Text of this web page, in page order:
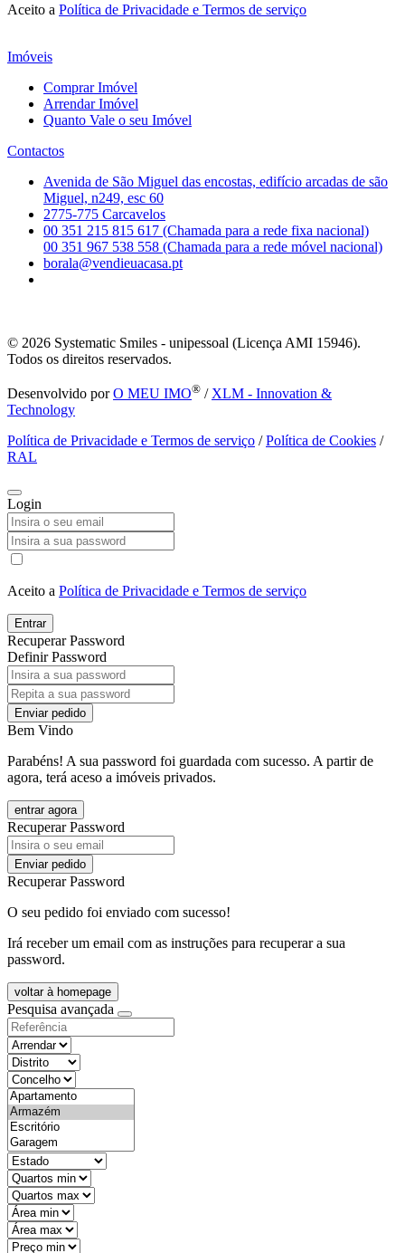
Aceito a Política de Privacidade e Termos de serviço
Imóveis
Comprar Imóvel
Arrendar Imóvel
Quanto Vale o seu Imóvel
Contactos
Avenida de São Miguel das encostas, edifício arcadas de são
Miguel, n249, esc 60
2775-775 Carcavelos
00 351 215 815 617 (Chamada para a rede fixa nacional)
00 351 967 538 558 (Chamada para a rede móvel nacional)
borala@vendieuacasa.pt
© 2026 Systematic Smiles - unipessoal (Licença AMI 15946).
Todos os direitos reservados.
Desenvolvido porO MEU IMO® / XLM - Innovation &
Technology
Política de Privacidade e Termos de serviço /Política de Cookies /
RAL
Login
Aceito a Política de Privacidade e Termos de serviço
Entrar
Recuperar Password
Definir Password
Enviar pedido
Bem Vindo
Parabéns! A sua password foi guardada com sucesso. A partir de
agora, terá aceso a imóveis privados.
entrar agora
Recuperar Password
Enviar pedido
Recuperar Password
O seu pedido foi enviado com sucesso!
Irá receber um email com as instruções para recuperar a sua
password.
voltar à homepage
Pesquisa avançada
objective
districtId
countyId
types
state
mintypo
maxtypo
minarea
maxarea
minprice